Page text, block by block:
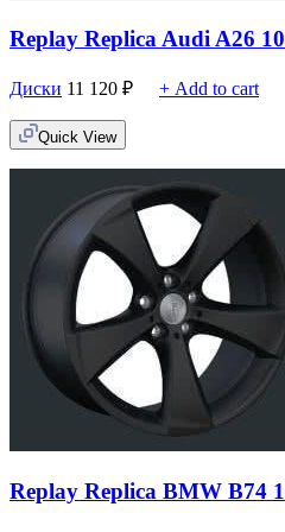
Replay Replica Audi A26
Диски 11 120 ₽ + Add to cart
Quick View
Replay Replica BMW B74